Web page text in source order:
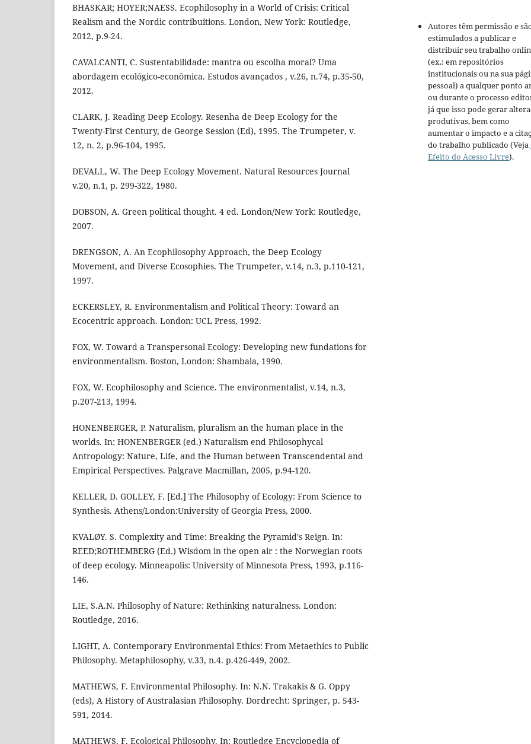
BHASKAR; HOYER;NAESS. Ecophilosophy in a World of Crisis: Critical
Realism and the Nordic contribuitions. London, New York: Routledge,
2012, p.9-24.
CAVALCANTI, C. Sustentabilidade: mantra ou escolha moral? Uma
abordagem ecológico-econômica. Estudos avançados , v.26, n.74, p.35-50,
2012.
CLARK, J. Reading Deep Ecology. Resenha de Deep Ecology for the
Twenty-First Century, de George Session (Ed), 1995. The Trumpeter, v.
12, n. 2, p.96-104, 1995.
DEVALL, W. The Deep Ecology Movement. Natural Resources Journal
v.20, n.1, p. 299-322, 1980.
DOBSON, A. Green political thought. 4 ed. London/New York: Routledge,
2007.
DRENGSON, A. An Ecophilosophy Approach, the Deep Ecology
Movement, and Diverse Ecosophies. The Trumpeter, v.14, n.3, p.110-121,
1997.
ECKERSLEY, R. Environmentalism and Political Theory: Toward an
Ecocentric approach. London: UCL Press, 1992.
FOX, W. Toward a Transpersonal Ecology: Developing new fundations for
environmentalism. Boston, London: Shambala, 1990.
FOX, W. Ecophilosophy and Science. The environmentalist, v.14, n.3,
p.207-213, 1994.
HONENBERGER, P. Naturalism, pluralism an the human place in the
worlds. In: HONENBERGER (ed.) Naturalism end Philosophycal
Antropology: Nature, Life, and the Human between Transcendental and
Empirical Perspectives. Palgrave Macmillan, 2005, p.94-120.
KELLER, D. GOLLEY, F. [Ed.] The Philosophy of Ecology: From Science to
Synthesis. Athens/London:University of Georgia Press, 2000.
KVALØY. S. Complexity and Time: Breaking the Pyramid's Reign. In:
REED;ROTHEMBERG (Ed.) Wisdom in the open air : the Norwegian roots
of deep ecology. Minneapolis: University of Minnesota Press, 1993, p.116-
146.
LIE, S.A.N. Philosophy of Nature: Rethinking naturalness. London:
Routledge, 2016.
LIGHT, A. Contemporary Environmental Ethics: From Metaethics to Public
Philosophy. Metaphilosophy, v.33, n.4. p.426-449, 2002.
MATHEWS, F. Environmental Philosophy. In: N.N. Trakakis & G. Oppy
(eds), A History of Australasian Philosophy. Dordrecht: Springer, p. 543-
591, 2014.
MATHEWS, F. Ecological Philosophy. In: Routledge Encyclopedia of
Autores têm permissão e
estimulados a publicar e
distribuir seu trabalho
(ex.: em repositórios
institucionais ou na sua
pessoal) a qualquer ponto
ou durante o processo
já que isso pode gerar
produtivas, bem como
aumentar o impacto e a
do trabalho publicado (Veja
Efeito do Acesso Livre).